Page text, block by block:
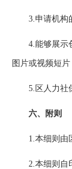
3.申请机构的
4.能够展示创
图片或视频短片
5.区人力社保
六、附则
1.本细则由区
2.本细则自印